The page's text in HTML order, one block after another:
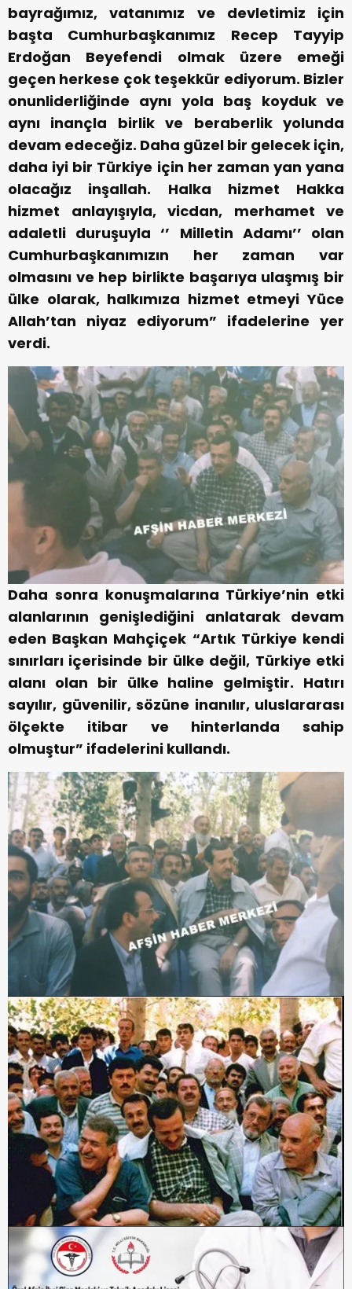
bayrağımız, vatanımız ve devletimiz için
başta Cumhurbaşkanımız Recep Tayyip
Erdoğan Beyefendi olmak üzere emeği
geçen herkese çok teşekkür ediyorum. Bizler
onunliderliğinde aynı yola baş koyduk ve
aynı inançla birlik ve beraberlik yolunda
devam edeceğiz. Daha güzel bir gelecek için,
daha iyi bir Türkiye için her zaman yan yana
olacağız inşallah. Halka hizmet Hakka
hizmet anlayışıyla, vicdan, merhamet ve
adaletli duruşuyla ‘’ Milletin Adamı’’ olan
Cumhurbaşkanımızın her zaman var
olmasını ve hep birlikte başarıya ulaşmış bir
ülke olarak, halkımıza hizmet etmeyi Yüce
Allah’tan niyaz ediyorum” ifadelerine yer
verdi.
Daha sonra konuşmalarına Türkiye’nin etki
alanlarının genişlediğini anlatarak devam
eden Başkan Mahçiçek “Artık Türkiye kendi
sınırları içerisinde bir ülke değil, Türkiye etki
alanı olan bir ülke haline gelmiştir. Hatırı
sayılır, güvenilir, sözüne inanılır, uluslararası
ölçekte itibar ve hinterlanda sahip
olmuştur” ifadelerini kullandı.